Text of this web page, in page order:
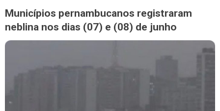
Municípios pernambucanos registraram
neblina nos dias (07) e (08) de junho